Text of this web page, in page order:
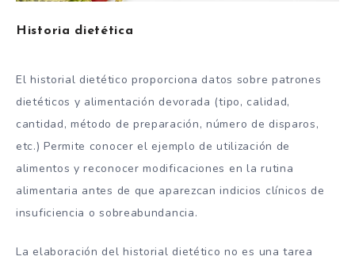
Historia dietética
El historial dietético proporciona datos sobre patrones
dietéticos y alimentación devorada (tipo, calidad,
cantidad, método de preparación, número de disparos,
etc.) Permite conocer el ejemplo de utilización de
alimentos y reconocer modificaciones en la rutina
alimentaria antes de que aparezcan indicios clínicos de
insuficiencia o sobreabundancia.
La elaboración del historial dietético no es una tarea